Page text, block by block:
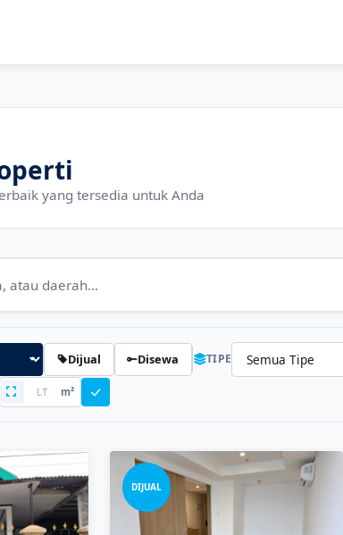
yang tersedia untuk Anda
Dijual Disewa TIPE
m²
DIJUAL